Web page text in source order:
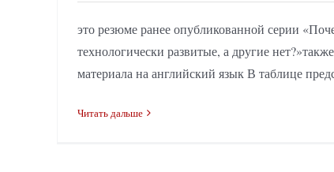
это резюме ранее опубликованной серии
технологически развитые, а другие
материала на английский язык В таблице
Читать дальше